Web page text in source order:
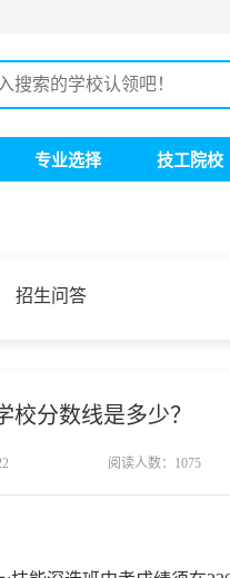
专业选择 技工院校
招生问答
校分数线是多少？
阅读人数：1075